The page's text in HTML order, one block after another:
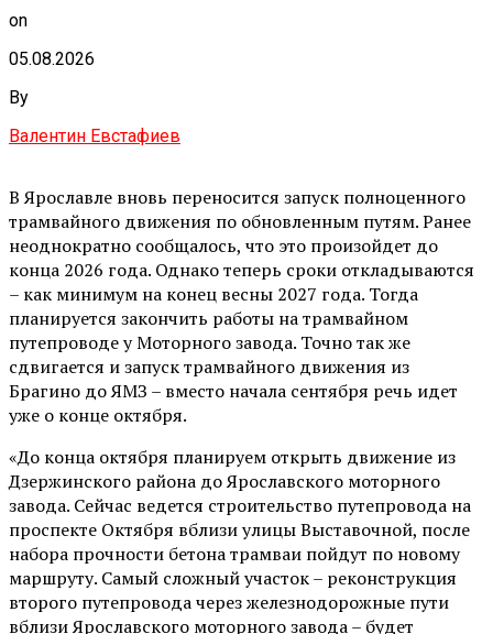
on
05.08.2026
By
Валентин Евстафиев
В Ярославле вновь переносится запуск полноценного
трамвайного движения по обновленным путям. Ранее
неоднократно сообщалось, что это произойдет до
конца 2026 года. Однако теперь сроки откладываются
– как минимум на конец весны 2027 года. Тогда
планируется закончить работы на трамвайном
путепроводе у Моторного завода. Точно так же
сдвигается и запуск трамвайного движения из
Брагино до ЯМЗ – вместо начала сентября речь идет
уже о конце октября.
«До конца октября планируем открыть движение из
Дзержинского района до Ярославского моторного
завода. Сейчас ведется строительство путепровода на
проспекте Октября вблизи улицы Выставочной, после
набора прочности бетона трамваи пойдут по новому
маршруту. Самый сложный участок – реконструкция
второго путепровода через железнодорожные пути
вблизи Ярославского моторного завода – будет